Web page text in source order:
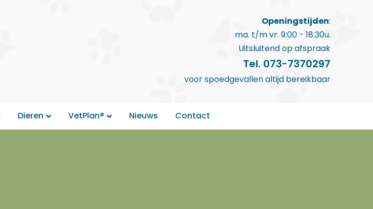
Openingstijden:
ma. t/m vr. 9:00 - 18:30u.
Uitsluitend op afspraak
Tel. 073-7370297
voor spoedgevallen altijd bereikbaar
Dieren VetPlan® Nieuws Contact